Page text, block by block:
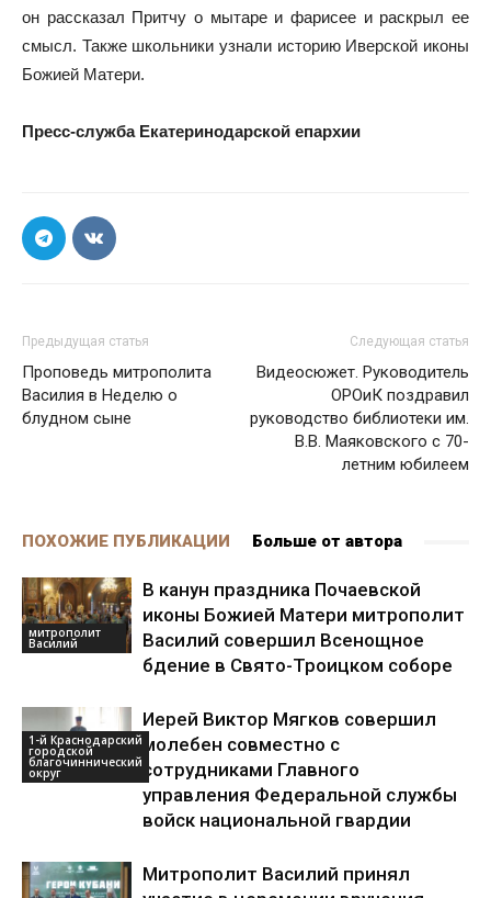
он рассказал Притчу о мытаре и фарисее и раскрыл ее
смысл. Также школьники узнали историю Иверской иконы
Божией Матери.
Пресс-служба Екатеринодарской епархии
Предыдущая статья
Проповедь митрополита
Василия в Неделю о
блудном сыне
Следующая статья
Видеосюжет. Руководитель
ОРОиК поздравил
руководство библиотеки им.
В.В. Маяковского с 70-
летним юбилеем
ПОХОЖИЕ ПУБЛИКАЦИИ Больше от автора
митрополит
Василий
В канун праздника Почаевской
иконы Божией Матери митрополит
Василий совершил Всенощное
бдение в Свято-Троицком соборе
1-й Краснодарский
городской
благочиннический
округ
Иерей Виктор Мягков совершил
молебен совместно с
сотрудниками Главного
управления Федеральной службы
войск национальной гвардии
Митрополит Василий принял